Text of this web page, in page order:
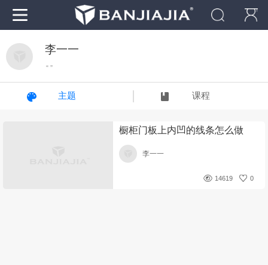
李一一
“ ”
主题 课程
橱柜门板上内凹的线条怎么做
李一一
0
14619